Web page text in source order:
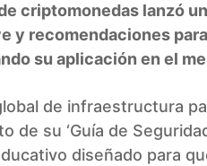
criptomonedas lanzó
y recomendaciones
su aplicación en el
de infraestructura
de su ‘Guía de
diseñado para